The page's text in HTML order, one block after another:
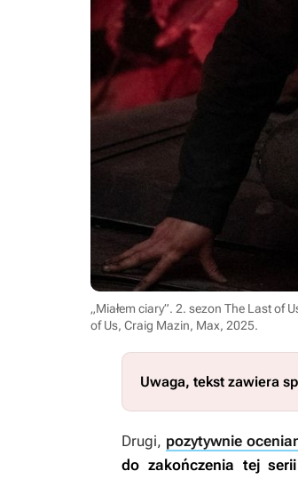
„Miałem ciary”. 2. sezon The Last
of Us, Craig Mazin, Max, 2025.
Uwaga, tekst zawiera
Drugi, pozytywnie
do zakończenia tej